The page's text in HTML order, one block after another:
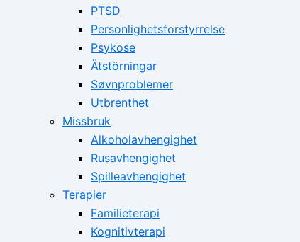
PTSD
Personlighetsforstyrrelse
Psykose
Ätstörningar
Søvnproblemer
Utbrenthet
Missbruk
Alkoholavhengighet
Rusavhengighet
Spilleavhengighet
Terapier
Familieterapi
Kognitivterapi